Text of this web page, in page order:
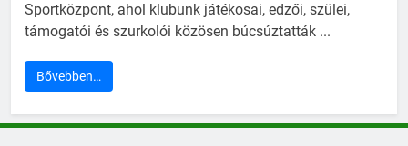
Sportközpont, ahol klubunk játékosai, edzői, szülei,
támogatói és szurkolói közösen búcsúztatták ...
Bővebben…